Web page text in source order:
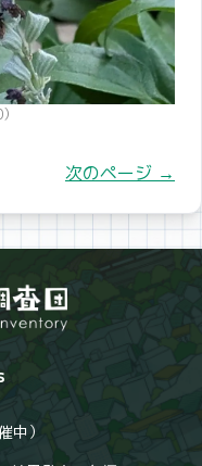
次のページ →
中）